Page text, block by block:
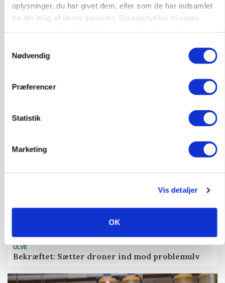
oplysninger, du har givet dem, eller som de har indsamlet
fra din brug af deres tjenester. Du samtykker til vores
Nødvendig
Præferencer
Statistik
Marketing
Vis detaljer
OK
Leder til klimastald
Klimastald
9670, Løgstør 03. aug.
ULVE
Bekræftet: Sætter droner ind mod problemulv